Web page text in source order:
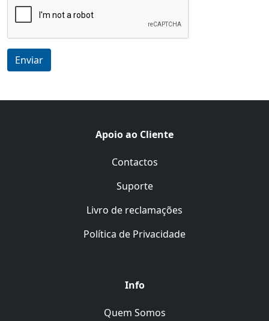
Apoio ao Cliente
Contactos
Suporte
Livro de reclamações
Política de Privacidade
Info
Quem Somos